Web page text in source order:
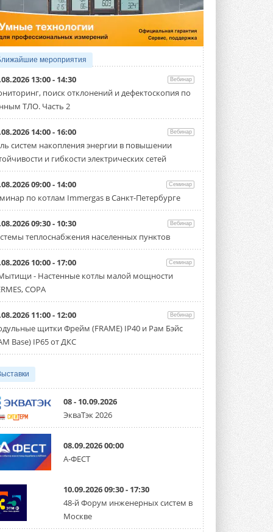
Тепловые насосы в связке с
солнечной генерацией и
накопителем снижают
потребление на 60%
Исследователи из Италии установили ...
4 АВГУСТА 2026
«РУСКЛИМАТ Fest 2026» в Уфе
собрал свыше 700 профи
климатической отрасли
Организатором выступил торгово-
производственный холдинг ...
«Датарк» испытал модульный
ЦОД с плотностью 54 кВт на
стойку
Испытания прошли на собственной
производственной площадке и были ...
3 АВГУСТА 2026
Samsung выпускает VRF-
систему DVM на R32
производительностью от 22,4 до 56 кВт.
Суммарная длина трубопроводов ...
итоги конкурса студенческих
проектов «ТИМ-лидеры 2026»
Новый сезон конкурса «ТИМ-лидеры»
стартует уже в сентябре 2026 года ...
3 АВГУСТА 2026
партнёрство за Уралом
Президент Омского землячества в
Москве Михаил Тимошенко посетил
Омск с трёхдневным рабочим визитом ...
31 ИЮЛЯ 2026
Carrier модернизирует
флагманский чиллер AquaEdge
работающую на хладагенте R1234ze ...
31 ИЮЛЯ 2026
Mitsubishi расширяет
мероприятия
13:00 - 14:30 Вебинар
поиск отклонений и дефектоскопия по
ТЛО. Часть 2
14:00 - 16:00 Вебинар
систем накопления энергии в повышении
и гибкости электрических сетей
09:00 - 14:00 Семинар
по котлам Immergas в Санкт-Петербурге
09:30 - 10:30 Вебинар
теплоснабжения населенных пунктов
10:00 - 17:00 Семинар
- Настенные котлы малой мощности
COPA
11:00 - 12:00 Вебинар
щитки Фрейм (FRAME) IP40 и Рам Бэйс
Base) IP65 от ДКС
08 - 10.09.2026
ЭкваТэк 2026
08.09.2026 00:00
А-ФЕСТ
10.09.2026 09:30 - 17:30
48-й Форум инженерных систем в
Москве